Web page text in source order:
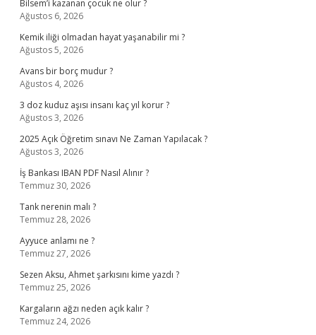
Bilsem’i kazanan çocuk ne olur ?
Ağustos 6, 2026
Kemik iliği olmadan hayat yaşanabilir mi ?
Ağustos 5, 2026
Avans bir borç mudur ?
Ağustos 4, 2026
3 doz kuduz aşısı insanı kaç yıl korur ?
Ağustos 3, 2026
2025 Açık Öğretim sınavı Ne Zaman Yapılacak ?
Ağustos 3, 2026
İş Bankası IBAN PDF Nasıl Alınır ?
Temmuz 30, 2026
Tank nerenin malı ?
Temmuz 28, 2026
Ayyuce anlamı ne ?
Temmuz 27, 2026
Sezen Aksu, Ahmet şarkısını kime yazdı ?
Temmuz 25, 2026
Kargaların ağzı neden açık kalır ?
Temmuz 24, 2026